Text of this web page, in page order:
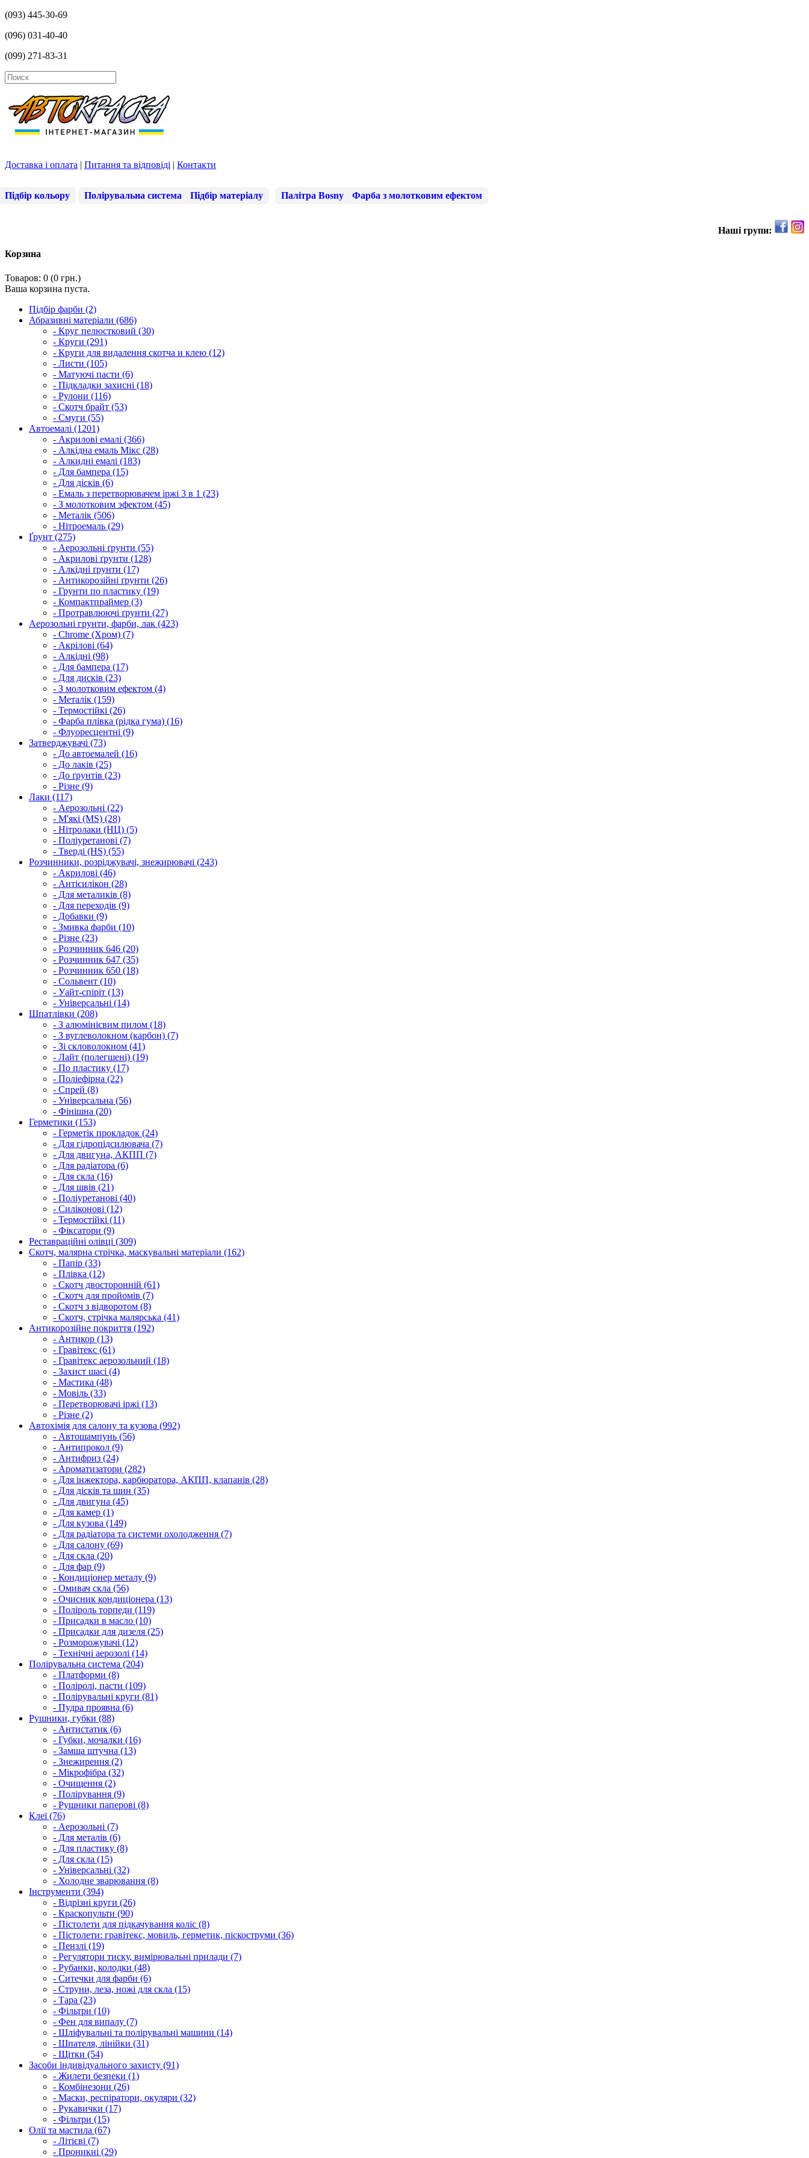
(093) 445-30-69
(096) 031-40-40
(099) 271-83-31
Доставка і оплата | Питання та відповіді | Контакти
Підбір кольору Полірувальна система Підбір матеріалу Палітра Bosny Фарба з молотковим ефектом
Наші групи:
Корзина
Товаров: 0 (0 грн.)
Ваша корзина пуста.
Підбір фарби (2)
Абразивні матеріали (686)
- Круг пелюстковий (30)
- Круги (291)
- Круги для видалення скотча и клею (12)
- Листи (105)
- Матуючі пасти (6)
- Підкладки захисні (18)
- Рулони (116)
- Скотч брайт (53)
- Смуги (55)
Автоемалі (1201)
- Акрилові емалі (366)
- Алкідна емаль Мікс (28)
- Алкидні емалі (183)
- Для бампера (15)
- Для дісків (6)
- Емаль з перетворювачем іржі 3 в 1 (23)
- З молотковим эфектом (45)
- Металік (506)
- Нітроемаль (29)
Ґрунт (275)
- Аерозольні ґрунти (55)
- Акрилові ґрунти (128)
- Алкідні ґрунти (17)
- Антикорозійні ґрунти (26)
- Грунти по пластику (19)
- Компактпраймер (3)
- Протравлюючі ґрунти (27)
Аерозольні грунти, фарби, лак (423)
- Chrome (Хром) (7)
- Акрілові (64)
- Алкідні (98)
- Для бампера (17)
- Для дисків (23)
- З молотковим ефектом (4)
- Металік (159)
- Термостійкі (26)
- Фарба плівка (рідка гума) (16)
- Флуоресцентні (9)
Затверджувачі (73)
- До автоемалей (16)
- До лаків (25)
- До ґрунтів (23)
- Різне (9)
Лаки (117)
- Аерозольні (22)
- М'які (MS) (28)
- Нітролаки (НЦ) (5)
- Поліуретанові (7)
- Тверді (HS) (55)
Розчинники, розріджувачі, знежирювачі (243)
- Акрилові (46)
- Антісилікон (28)
- Для металиків (8)
- Для переходів (9)
- Добавки (9)
- Змивка фарби (10)
- Різне (23)
- Розчинник 646 (20)
- Розчинник 647 (35)
- Розчинник 650 (18)
- Сольвент (10)
- Уайт-спіріт (13)
- Універсальні (14)
Шпатлівки (208)
- З алюмінієвим пилом (18)
- З вуглеволокном (карбон) (7)
- Зі скловолокном (41)
- Лайт (полегшені) (19)
- По пластику (17)
- Поліефірна (22)
- Спрей (8)
- Універсальна (56)
- Фінішна (20)
Герметики (153)
- Герметік прокладок (24)
- Для гідропідсилювача (7)
- Для двигуна, АКПП (7)
- Для радіатора (6)
- Для скла (16)
- Для швів (21)
- Поліуретанові (40)
- Силіконові (12)
- Термостійкі (11)
- Фіксатори (9)
Реставраційні олівці (309)
Скотч, малярна стрічка, маскувальні матеріали (162)
- Папір (33)
- Плівка (12)
- Скотч двосторонній (61)
- Скотч для пройомів (7)
- Скотч з відворотом (8)
- Скотч, стрічка малярська (41)
Антикорозійне покриття (192)
- Антикор (13)
- Гравітекс (61)
- Гравітекс аерозольний (18)
- Захист шасі (4)
- Мастика (48)
- Мовіль (33)
- Перетворювачі іржі (13)
- Різне (2)
Автохімія для салону та кузова (992)
- Автошампунь (56)
- Антипрокол (9)
- Антифриз (24)
- Ароматизатори (282)
- Для інжектора, карбюратора, АКПП, клапанів (28)
- Для дісків та шин (35)
- Для двигуна (45)
- Для камер (1)
- Для кузова (149)
- Для радіатора та системи охолодження (7)
- Для салону (69)
- Для скла (20)
- Для фар (9)
- Кондиціонер металу (9)
- Омивач скла (56)
- Очисник кондиціонера (13)
- Поліроль торпеди (119)
- Присадки в масло (10)
- Присадки для дизеля (25)
- Розморожувачі (12)
- Технічні аерозолі (14)
Полірувальна система (204)
- Платформи (8)
- Поліролі, пасти (109)
- Полірувальні круги (81)
- Пудра проявна (6)
Рушники, губки (88)
- Антистатик (6)
- Губки, мочалки (16)
- Замша штучна (13)
- Знежирення (2)
- Мікрофібра (32)
- Очищення (2)
- Полірування (9)
- Рушники паперові (8)
Клеї (76)
- Аерозольні (7)
- Для металів (6)
- Для пластику (8)
- Для скла (15)
- Універсальні (32)
- Холодне зварювання (8)
Інструменти (394)
- Відрізні круги (26)
- Краскопульти (90)
- Пістолети для підкачування коліс (8)
- Пістолети: гравітекс, мовиль, герметик, піскоструми (36)
- Пензлі (19)
- Регулятори тиску, вимірювальні прилади (7)
- Рубанки, колодки (48)
- Ситечки для фарби (6)
- Струни, леза, ножі для скла (15)
- Тара (23)
- Фільтри (10)
- Фен для випалу (7)
- Шліфувальні та полірувальні машини (14)
- Шпателя, лінійки (31)
- Щітки (54)
Засоби індивідуального захисту (91)
- Жилети безпеки (1)
- Комбінезони (26)
- Маски, респіратори, окуляри (32)
- Рукавички (17)
- Фільтри (15)
Олії та мастила (67)
- Літієві (7)
- Проникні (29)